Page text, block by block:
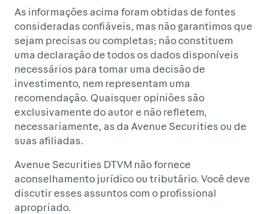
As informações acima foram obtidas de fontes
consideradas confiáveis, mas não garantimos que
sejam precisas ou completas; não constituem
uma declaração de todos os dados disponíveis
necessários para tomar uma decisão de
investimento, nem representam uma
recomendação. Quaisquer opiniões são
exclusivamente do autor e não refletem,
necessariamente, as da Avenue Securities ou de
suas afiliadas.
Avenue Securities DTVM não fornece
aconselhamento jurídico ou tributário. Você deve
discutir esses assuntos com o profissional
apropriado.